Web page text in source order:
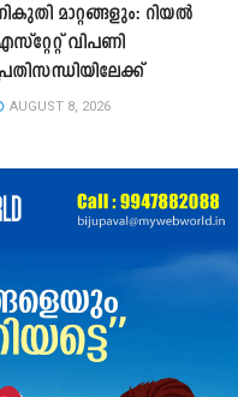
മാറ്റങ്ങളും: റിയൽ
വിപണി
AUGUST 8, 2026